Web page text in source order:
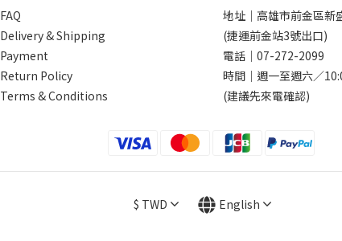
FAQ
Delivery & Shipping
Payment
Return Policy
Terms & Conditions
地址｜ 高雄市前金區新
(捷運前金站3號出口)
電話｜ 07-272-2099
時間｜週一至週六／
(建議先來電確認)
$ TWD English